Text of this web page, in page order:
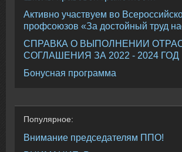
Активно участвуем во
профсоюзов «За достойный труд
СПРАВКА О ВЫПОЛНЕНИИ
СОГЛАШЕНИЯ ЗА 2022 - 2024 ГОД
Бонусная программа
Популярное:
Внимание председателям ППО!